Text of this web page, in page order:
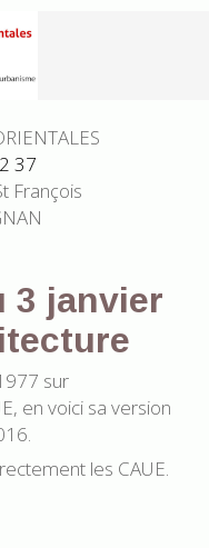
37
François
3 janvier
sur
en voici sa version
les CAUE.